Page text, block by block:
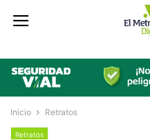
Inicio Retratos
Retratos